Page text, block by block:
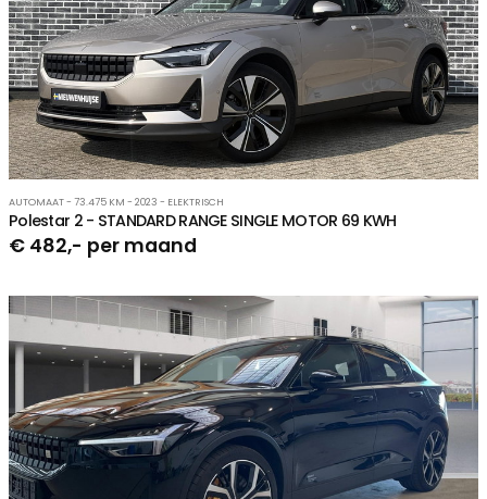
AUTOMAAT - 73.475 KM - 2023 - ELEKTRISCH
Polestar 2 - STANDARD RANGE SINGLE MOTOR 69 KWH
€ 482,- per maand